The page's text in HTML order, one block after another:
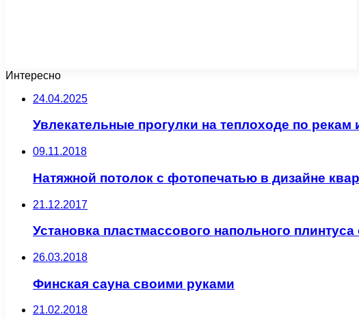
Интересно
24.04.2025
Увлекательные прогулки на теплоходе по
09.11.2018
Натяжной потолок с фотопечатью в дизайне
21.12.2017
Установка пластмассового напольного
26.03.2018
Финская сауна своими руками
21.02.2018